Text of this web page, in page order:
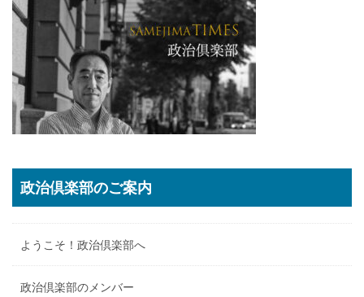
政治倶楽部のご案内
ようこそ！政治倶楽部へ
政治倶楽部のメンバー